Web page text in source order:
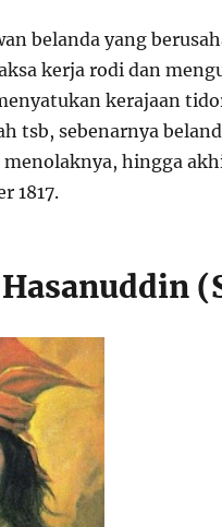
belanda yang
kerja rodi dan
kerajaan
tsb, sebenarnya
hingga
1817.